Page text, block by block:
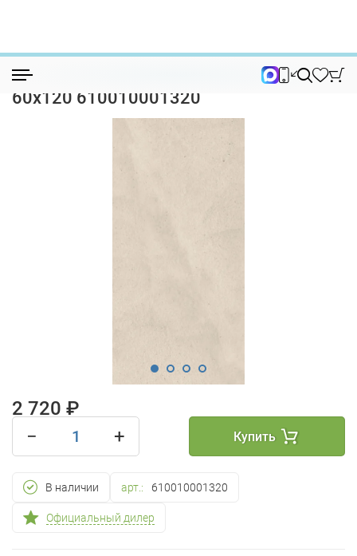
Керамогранит Керамогранит Italon Эверстоун Мун 60х...
Керамогранит Italon Эверстоун Мун
60х120 610010001320
2 720 ₽
−
+ Купить
В наличии арт.: 610010001320
Официальный дилер